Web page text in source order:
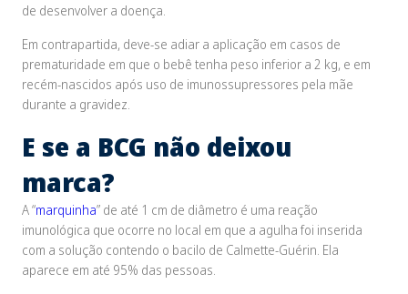
de desenvolver a doença.
Em contrapartida, deve-se adiar a aplicação em casos de
prematuridade em que o bebê tenha peso inferior a 2 kg, e em
recém-nascidos após uso de imunossupressores pela mãe
durante a gravidez.
E se a BCG não deixou
marca?
A “marquinha” de até 1 cm de diâmetro é uma reação
imunológica que ocorre no local em que a agulha foi inserida
com a solução contendo o bacilo de Calmette-Guérin. Ela
aparece em até 95% das pessoas.